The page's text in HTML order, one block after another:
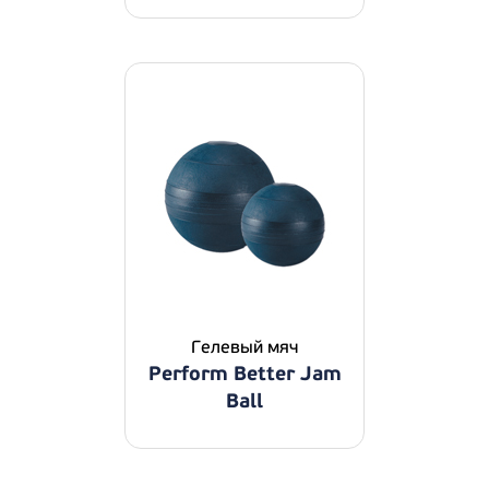
Гелевый мяч
Perform Better Jam
Ball